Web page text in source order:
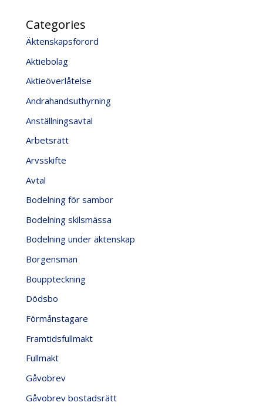
Categories
Äktenskapsförord
Aktiebolag
Aktieöverlåtelse
Andrahandsuthyrning
Anställningsavtal
Arbetsrätt
Arvsskifte
Avtal
Bodelning för sambor
Bodelning skilsmässa
Bodelning under äktenskap
Borgensman
Bouppteckning
Dödsbo
Förmånstagare
Framtidsfullmakt
Fullmakt
Gåvobrev
Gåvobrev bostadsrätt